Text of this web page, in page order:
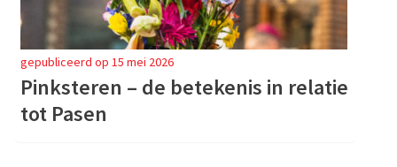
gepubliceerd op 15 mei 2026
Pinksteren – de betekenis in relatie
tot Pasen